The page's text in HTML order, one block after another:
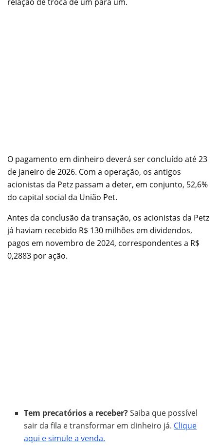
O pagamento em dinheiro deverá ser concluído até 23
de janeiro de 2026. Com a operação, os antigos
acionistas da Petz passam a deter, em conjunto, 52,6%
do capital social da União Pet.
Antes da conclusão da transação, os acionistas da Petz
já haviam recebido R$ 130 milhões em dividendos,
pagos em novembro de 2024, correspondentes a R$
0,2883 por ação.
Tem precatórios a receber?Saiba que possível
sair da fila e transformar em dinheiro já. Clique
aqui e simule a venda.